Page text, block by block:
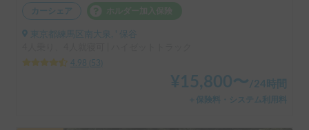
カーシェア
東京都練馬区南大泉, ' 保谷
4.98
53
¥ 15,800〜 /24時間
＋保険料・システム利用料